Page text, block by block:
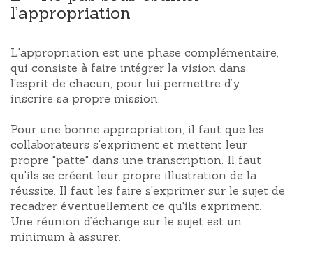
l’appropriation
L'appropriation est une phase complémentaire,
qui consiste à faire intégrer la vision dans
l'esprit de chacun, pour lui permettre d’y
inscrire sa propre mission.
Pour une bonne appropriation, il faut que les
collaborateurs s'expriment et mettent leur
propre "patte" dans une transcription. Il faut
qu'ils se créent leur propre illustration de la
réussite. Il faut les faire s'exprimer sur le sujet de
recadrer éventuellement ce qu'ils expriment.
Une réunion d’échange sur le sujet est un
minimum à assurer.